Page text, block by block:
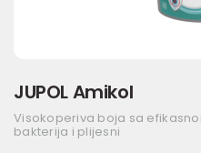
JUPOL Amikol
Visokoperiva boja sa
bakterija i plijesni